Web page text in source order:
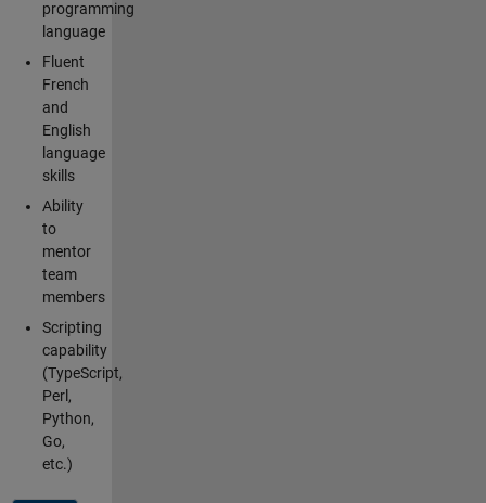
programming
language
Fluent
French
and
English
language
skills
Ability
to
mentor
team
members
Scripting
capability
(TypeScript,
Perl,
Python,
Go,
etc.)